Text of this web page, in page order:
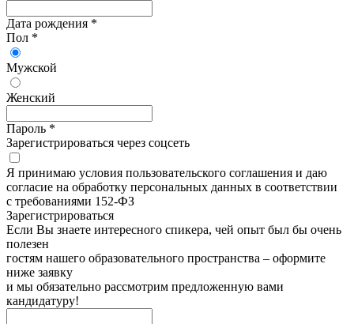
Дата рождения *
Пол *
Мужской
Женский
Пароль *
Зарегистрироваться через соцсеть
Я принимаю условия пользовательского соглашения и даю
согласие на обработку персональных данных в соответствии
с требованиями 152-ФЗ
Зарегистрироватьcя
Если Вы знаете интересного спикера, чей опыт был бы очень
полезен
гостям нашего образовательного пространства – оформите
ниже заявку
и мы обязательно рассмотрим предложенную вами
кандидатуру!